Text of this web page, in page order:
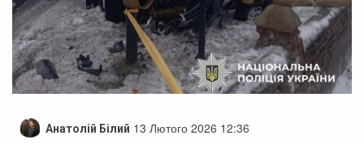
Анатолій Білий 13 Лютого 2026 12:36